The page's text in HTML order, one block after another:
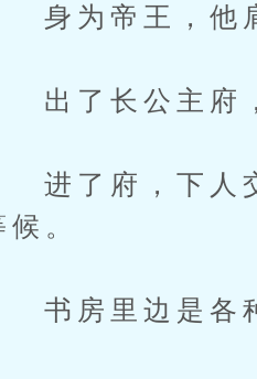
帝王，他肩
长公主府，
府，下人交
。
里边是各种